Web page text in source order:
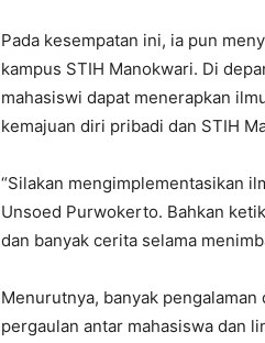
Pada kesempatan ini, ia pun
kampus STIH Manokwari. Di
mahasiswi dapat menerapkan
kemajuan diri pribadi dan STIH
“Silakan mengimplementasikan
Unsoed Purwokerto. Bahkan
dan banyak cerita selama
Menurutnya, banyak
pergaulan antar mahasiswa dan